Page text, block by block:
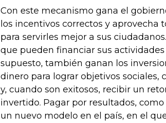
Con este mecanismo gana el
los incentivos correctos y aprovecha
para servirles mejor a sus
que pueden financiar sus
supuesto, también ganan los
dinero para lograr objetivos
y, cuando son exitosos, recibir un
invertido. Pagar por resultados,
un nuevo modelo en el país, en el